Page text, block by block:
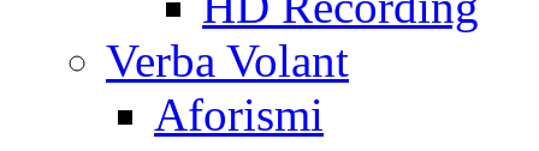
Verba Volant
Aforismi